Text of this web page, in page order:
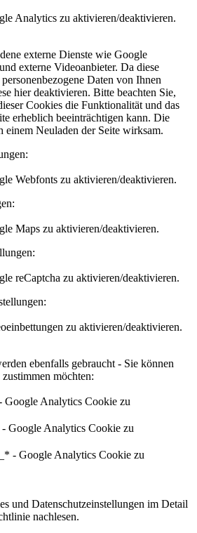
Analytics zu aktivieren/deaktivieren.
externe Dienste wie Google
externe Videoanbieter. Da diese
Daten von Ihnen
hier deaktivieren. Bitte beachten Sie,
Cookies die Funktionalität und das
erheblich beeinträchtigen kann. Die
einem Neuladen der Seite wirksam.
Webfonts zu aktivieren/deaktivieren.
Maps zu aktivieren/deaktivieren.
reCaptcha zu aktivieren/deaktivieren.
zu aktivieren/deaktivieren.
ebenfalls gebraucht - Sie können
möchten:
Google Analytics Cookie zu
Google Analytics Cookie zu
- Google Analytics Cookie zu
und Datenschutzeinstellungen im Detail
nachlesen.